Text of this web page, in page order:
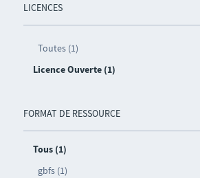
LICENCES
Toutes (1)
Licence Ouverte (1)
FORMAT DE RESSOURCE
Tous (1)
gbfs (1)